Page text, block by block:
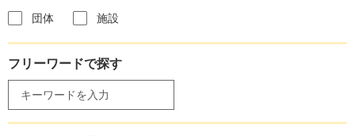
団体 施設
フリーワードで探す